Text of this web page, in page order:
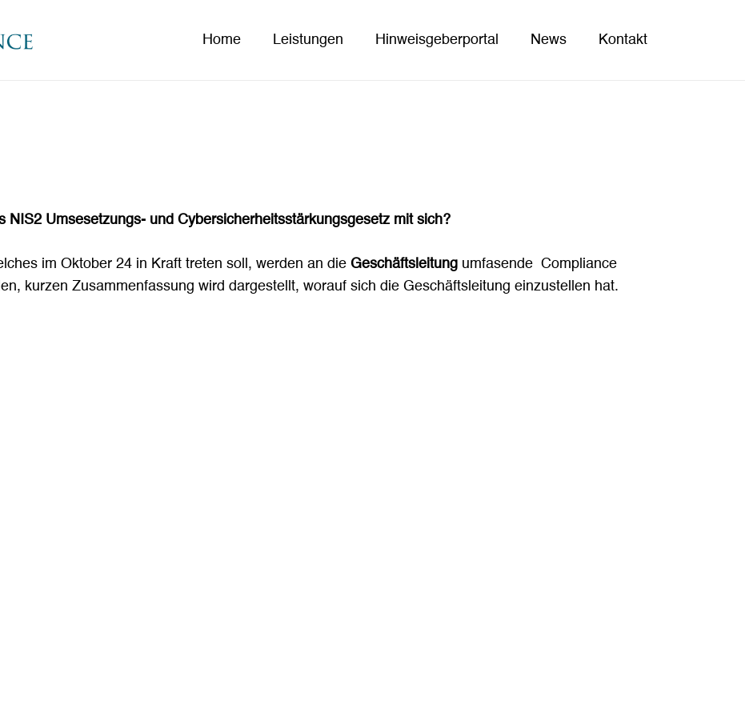
Home Leistungen Hinweisgeberportal News Kontakt
NIS2 Umsesetzungs- und Cybersicherheitsstärkungsgesetz mit sich?
im Oktober 24 in Kraft treten soll, werden an die Geschäftsleitung umfasende Compliance
kurzen Zusammenfassung wird dargestellt, worauf sich die Geschäftsleitung einzustellen hat.